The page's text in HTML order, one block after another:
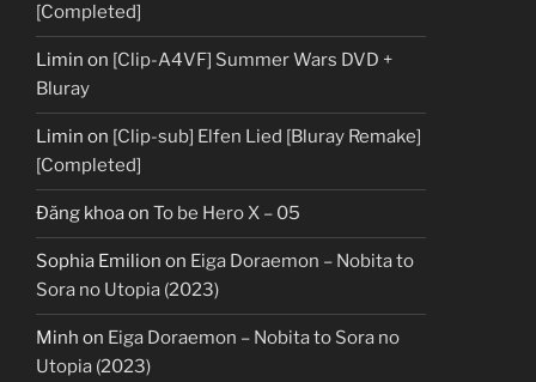
[Completed]
Limin on [Clip-A4VF] Summer Wars DVD +
Bluray
Limin on [Clip-sub] Elfen Lied [Bluray Remake]
[Completed]
Đăng khoaon To be Hero X – 05
Sophia Emilion on Eiga Doraemon – Nobita to
Sora no Utopia (2023)
Minh on Eiga Doraemon – Nobita to Sora no
Utopia (2023)